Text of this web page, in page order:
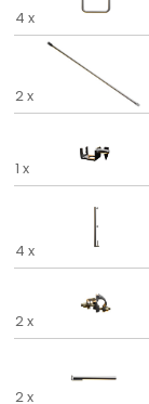
4 x
2 x
1 x
4 x
2 x
2 x